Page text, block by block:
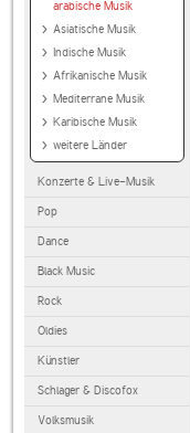
arabische Musik
Asiatische Musik
Indische Musik
Afrikanische Musik
Mediterrane Musik
Karibische Musik
weitere Länder
Konzerte & Live-Musik
Pop
Dance
Black Music
Rock
Oldies
Künstler
Schlager & Discofox
Volksmusik